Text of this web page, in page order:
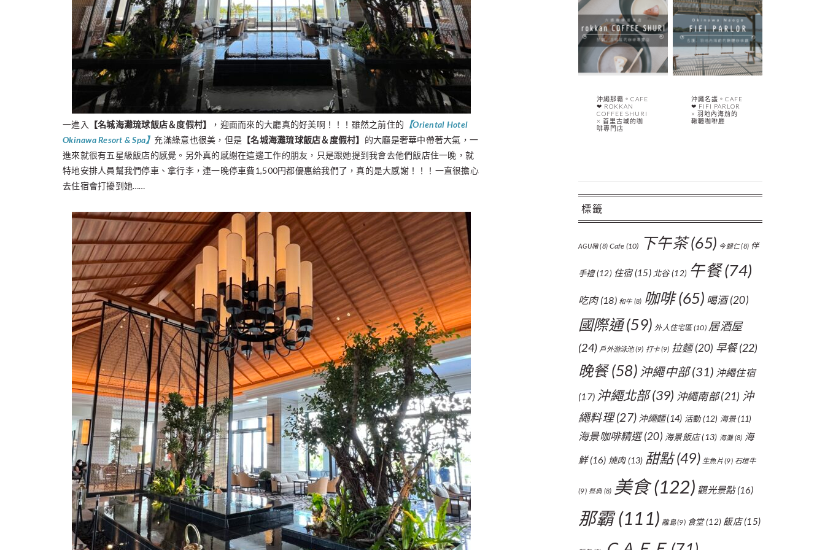
一進入 【名城海灘琉球飯店＆度假村】 ，迎面而來的大廳真的好美啊！！！雖然之前住的 【Oriental Hotel
Okinawa Resort & Spa】 充滿綠意也很美，但是 【名城海灘琉球飯店＆度假村】 的大廳是奢華中帶著大氣，一
進來就很有五星級飯店的感覺。另外真的感謝在這邊工作的朋友，只是跟她提到我會去他們飯店住一晚，就
特地安排人員幫我們停車、拿行李，連一晚停車費1,500円都優惠給我們了，真的是大感謝！！！一直很擔心
去住宿會打擾到她……
沖繩那霸。CAFE
❤︎ ROKKAN
COFFEE SHURI
× 首里古城的咖
啡專門店
沖繩名護。CAFE
❤︎ FIFI PARLOR
× 羽地內海前的
鞦韆咖啡廳
標籤
AGU豬(8) Cafe (10) 下午茶(65) 今歸仁(8) 伴
手禮(12) 住宿(15) 北谷(12) 午餐(74)
吃肉(18) 和牛(8) 咖啡(65) 喝酒(20)
國際通(59) 外人住宅區(10) 居酒屋
(24) 戶外游泳池(9) 打卡(9) 拉麵(20) 早餐(22)
晚餐(58) 沖繩中部(31) 沖繩住宿
(17) 沖繩北部(39) 沖繩南部(21) 沖
繩料理(27) 沖繩麵(14) 活動(12) 海景(11)
海景咖啡精選(20) 海景飯店(13) 海灘(8) 海
鮮(16) 燒肉(13) 甜點(49) 生魚片(9) 石垣牛
(9) 祭典 (8) 美食(122) 觀光景點(16)
那霸(111) 離島(9) 食堂(12) 飯店(15)